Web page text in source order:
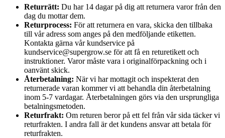
Returrätt: Du har 14 dagar på dig att returnera varor från den
dag du mottar dem.
Returprocess: För att returnera en vara, skicka den tillbaka
till vår adress som anges på den medföljande etiketten.
Kontakta gärna vår kundservice på
kundservice@supergrow.se för att få en returetikett och
instruktioner. Varor måste vara i originalförpackning och i
oanvänt skick.
Återbetalning: När vi har mottagit och inspekterat den
returnerade varan kommer vi att behandla din återbetalning
inom 5-7 vardagar. Återbetalningen görs via den ursprungliga
betalningsmetoden.
Returfrakt: Om returen beror på ett fel från vår sida täcker vi
returfrakten. I andra fall är det kundens ansvar att betala för
returfrakten.